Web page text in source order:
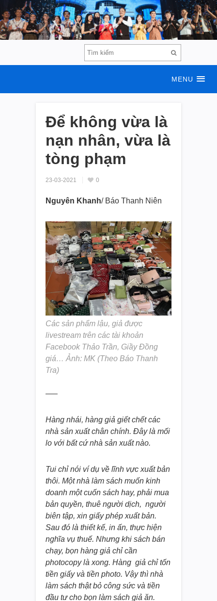
MENU
Để không vừa là
nạn nhân, vừa là
tòng phạm
23-03-2021 0
Nguyên Khanh/ Báo Thanh Niên
Các sản phẩm lậu, giả được
livestream trên các tài khoản
Facebook Thảo Trần, Giầy Đồng
giá… Ảnh: MK (Theo Báo Thanh
Tra)
—–
Hàng nhái, hàng giả giết chết các
nhà sản xuất chân chính. Đây là mối
lo với bất cứ nhà sản xuất nào.
Tui chỉ nói ví dụ về lĩnh vực xuất bản
thôi. Một nhà làm sách muốn kinh
doanh một cuốn sách hay, phải mua
bản quyền, thuê người dịch, người
biên tập, xin giấy phép xuất bản.
Sau đó là thiết kế, in ấn, thực hiện
nghĩa vụ thuế. Nhưng khi sách bán
chạy, bọn hàng giả chỉ cần
photocopy là xong. Hàng giả chỉ tốn
tiền giấy và tiền photo. Vậy thì nhà
làm sách thật bỏ công sức và tiền
đầu tư cho bọn làm sách giả ăn.